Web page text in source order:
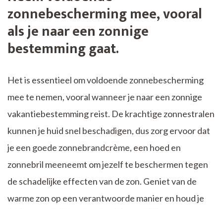
zonnebescherming mee, vooral
als je naar een zonnige
bestemming gaat.
Het is essentieel om voldoende zonnebescherming
mee te nemen, vooral wanneer je naar een zonnige
vakantiebestemming reist. De krachtige zonnestralen
kunnen je huid snel beschadigen, dus zorg ervoor dat
je een goede zonnebrandcrème, een hoed en
zonnebril meeneemt om jezelf te beschermen tegen
de schadelijke effecten van de zon. Geniet van de
warme zon op een verantwoorde manier en houd je